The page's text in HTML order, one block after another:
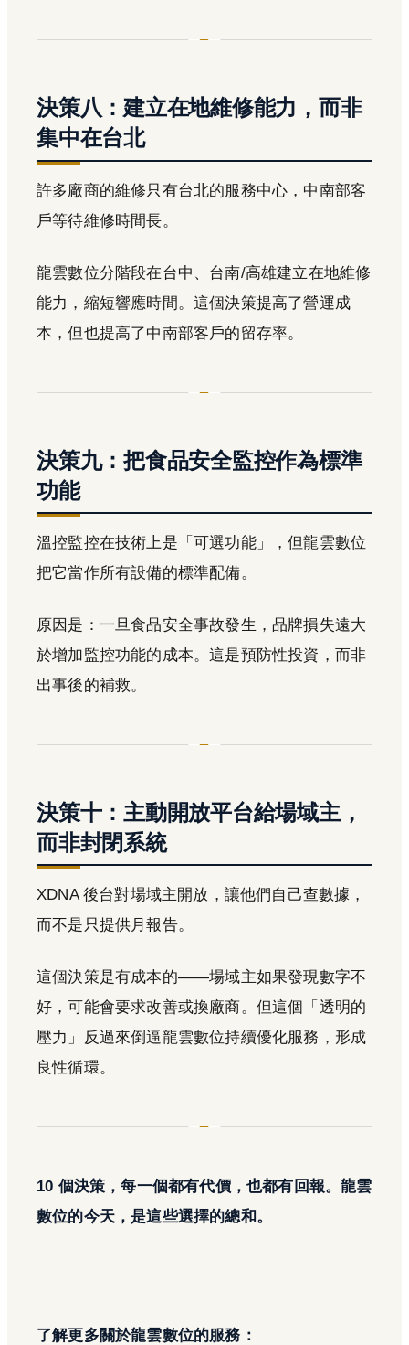
決策八：建立在地維修能力，而非
集中在台北
許多廠商的維修只有台北的服務中心，中南部客
戶等待維修時間長。
龍雲數位分階段在台中、台南/高雄建立在地維修
能力，縮短響應時間。這個決策提高了營運成
本，但也提高了中南部客戶的留存率。
決策九：把食品安全監控作為標準
功能
溫控監控在技術上是「可選功能」，但龍雲數位
把它當作所有設備的標準配備。
原因是：一旦食品安全事故發生，品牌損失遠大
於增加監控功能的成本。這是預防性投資，而非
出事後的補救。
決策十：主動開放平台給場域主，
而非封閉系統
XDNA 後台對場域主開放，讓他們自己查數據，
而不是只提供月報告。
這個決策是有成本的——場域主如果發現數字不
好，可能會要求改善或換廠商。但這個「透明的
壓力」反過來倒逼龍雲數位持續優化服務，形成
良性循環。
10 個決策，每一個都有代價，也都有回報。龍雲
數位的今天，是這些選擇的總和。
了解更多關於龍雲數位的服務：